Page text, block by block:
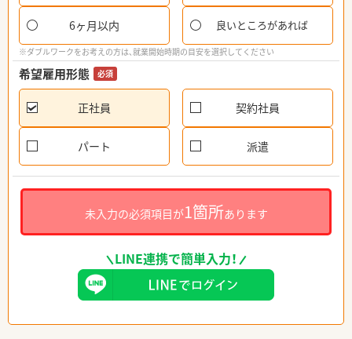
6ヶ月以内 良いところがあれば
※ダブルワークをお考えの方は、就業開始時期の目安を選択してください
希望雇用形態 必須
正社員 契約社員
パート 派遣
未入力の必須項目が1箇所あります
LINE連携で簡単入力！